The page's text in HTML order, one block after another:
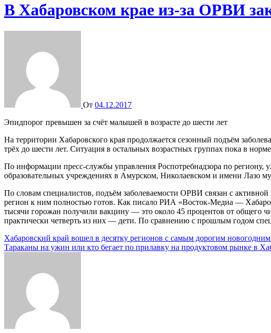
В Хабаровском крае из-за ОРВИ
От 04.12.2017
Эпидпорог превышен за счёт малышей в возрасте до шести лет
На территории Хабаровского края продолжается сезонный подъём заболеваемости ОРВИ. Эпидемический порог оказался превышен за счёт того, что инфекция активно развивается у детей от
трёх до шести лет. Ситуация в остальных возрастных группах пока в
По информации пресс-службы управления Роспотребнадзора по региону, уже временно закрылись 13 отдельных групп в семи дошкольных организациях, а также семь классов в трёх
образовательных учреждениях в Амурском, Николаевском и имени Лазо
По словам специалистов, подъём заболеваемости ОРВИ связан с активной циркуляцией РС-вирусов и аденовирусов. Случаев заболевания гриппом в крае пока не зарегистрировано, но
регион к ним полностью готов. Как писало РИА «Восток-Медиа —
тысячи горожан получили вакцину — это около 45 процентов от общего
практически четверть из них — дети. По сравнению с прошлым годом
Навигация
по
Хабаровский край вошел в десятку регионов с самым дорогим
Тараканы на ужин или кто бегает по прилавку на продуктовом рынке в